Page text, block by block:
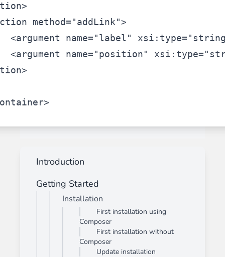
method="addLink">
<argument name="label" xsi:type=
<argument name="position" xsi:type=
Introduction
Getting Started
Installation
First installation using
Composer
First installation without
Composer
Update installation